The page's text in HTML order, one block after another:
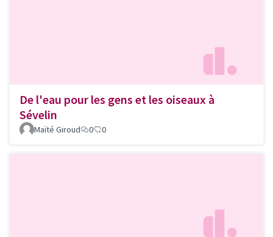
De l'eau pour les gens et les oiseaux à
Sévelin
Maïté Giroud 0 0